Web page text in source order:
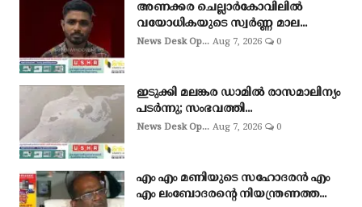
അണക്കര ചെല്ലാര്‍കോവിലില്‍
വയോധികയുടെ സ്വര്‍ണ്ണ മാല...
News Desk Op... Aug 7, 2026 0
ഇടുക്കി മലങ്കര ഡാമിൽ രാസമാലിന്യം
പടർന്നു; സംഭവത്തി...
News Desk Op... Aug 7, 2026 0
എം എം മണിയുടെ സഹോദരൻ എം
എം ലംബോദരൻ്റെ നിയന്ത്രണത്ത...